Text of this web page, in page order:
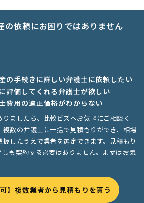
の依頼にお困りではありません
の手続きに詳しい弁護士に依頼したい
評価してくれる弁護士が欲しい
費用の適正価格がわからない
ましたら、比較ビズへお気軽にご相談く
数の弁護士に一括で見積もりができ、相場
したうえで業者を選定できます。見積もり
しも契約する必要はありません。まずはお気
可】複数業者から見積もりを貰う